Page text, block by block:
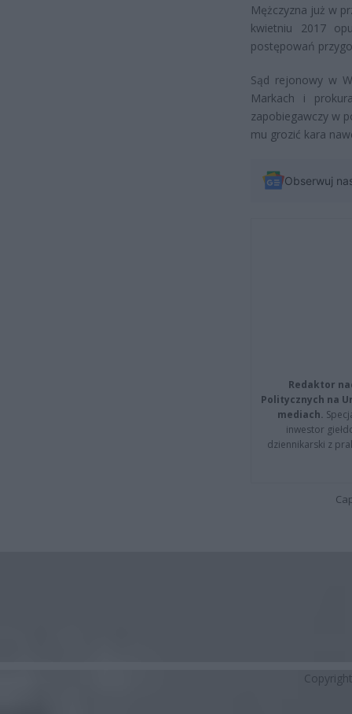
Mężczyzna już w
kwietniu 2017
postępowań
Sąd rejonowy w
Markach i
zapobiegawczy w
mu grozić kara
Obserwuj
Redaktor
Politycznych na
mediach.
inwestor
dziennikarski z